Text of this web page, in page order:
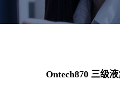
Ontech870 三级